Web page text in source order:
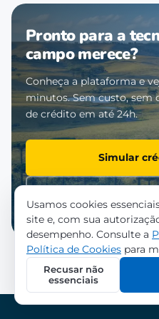
Pronto para a
campo merece?
Conheça a plataforma e
minutos. Sem custo, sem
de crédito em até 24h.
Simular
Usamos cookies
site e, com sua
desempenho. Consulte a
Política de Cookies para
Recusar não
essenciais